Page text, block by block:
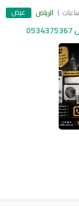
الرياض عرض